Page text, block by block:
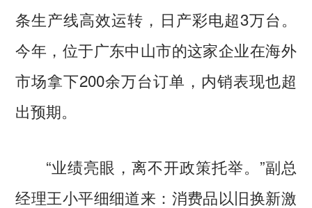
条生产线高效运转，日产彩电超3万台。
今年，位于广东中山市的这家企业在海外
市场拿下200余万台订单，内销表现也超
出预期。
“业绩亮眼，离不开政策托举。”副总
经理王小平细细道来：消费品以旧换新激